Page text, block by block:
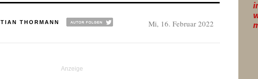
THORMANN Mi, 16. Februar 2022